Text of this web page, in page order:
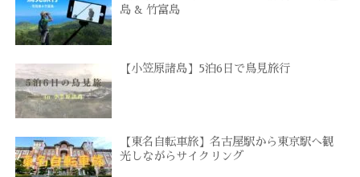
島 & 竹富島
【小笠原諸島】5泊6日で鳥見旅行
【東名自転車旅】名古屋駅から東京駅へ観
光しながらサイクリング